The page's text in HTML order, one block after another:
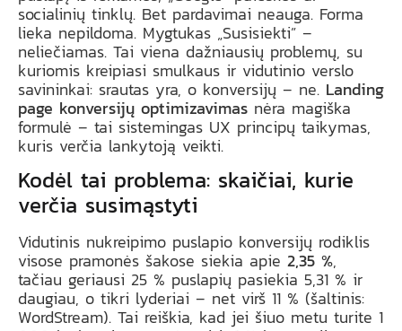
socialinių tinklų. Bet pardavimai neauga. Forma
lieka nepildoma. Mygtukas „Susisiekti” –
neliečiamas. Tai viena dažniausių problemų, su
kuriomis kreipiasi smulkaus ir vidutinio verslo
savininkai: srautas yra, o konversijų – ne. Landing
page konversijų optimizavimas nėra magiška
formulė – tai sistemingas UX principų taikymas,
kuris verčia lankytoją veikti.
Kodėl tai problema: skaičiai, kurie
verčia susimąstyti
Vidutinis nukreipimo puslapio konversijų rodiklis
visose pramonės šakose siekia apie 2,35 %,
tačiau geriausi 25 % puslapių pasiekia 5,31 % ir
daugiau, o tikri lyderiai – net virš 11 % (šaltinis:
WordStream). Tai reiškia, kad jei šiuo metu turite 1